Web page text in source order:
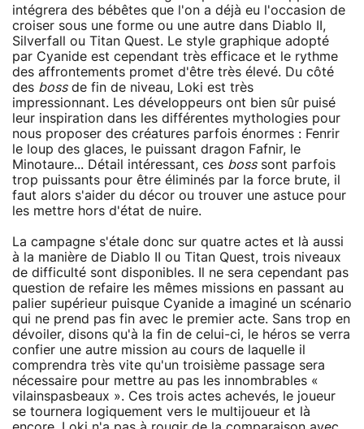
intégrera des bébêtes que l'on a déjà eu l'occasion de
croiser sous une forme ou une autre dans Diablo II,
Silverfall ou Titan Quest. Le style graphique adopté
par Cyanide est cependant très efficace et le rythme
des affrontements promet d'être très élevé. Du côté
des bossde fin de niveau, Loki est très
impressionnant. Les développeurs ont bien sûr puisé
leur inspiration dans les différentes mythologies pour
nous proposer des créatures parfois énormes : Fenrir
le loup des glaces, le puissant dragon Fafnir, le
Minotaure... Détail intéressant, ces bosssont parfois
trop puissants pour être éliminés par la force brute, il
faut alors s'aider du décor ou trouver une astuce pour
les mettre hors d'état de nuire.
La campagne s'étale donc sur quatre actes et là aussi
à la manière de Diablo II ou Titan Quest, trois niveaux
de difficulté sont disponibles. Il ne sera cependant pas
question de refaire les mêmes missions en passant au
palier supérieur puisque Cyanide a imaginé un scénario
qui ne prend pas fin avec le premier acte. Sans trop en
dévoiler, disons qu'à la fin de celui-ci, le héros se verra
confier une autre mission au cours de laquelle il
comprendra très vite qu'un troisième passage sera
nécessaire pour mettre au pas les innombrables «
vilainspasbeaux ». Ces trois actes achevés, le joueur
se tournera logiquement vers le multijoueur et là